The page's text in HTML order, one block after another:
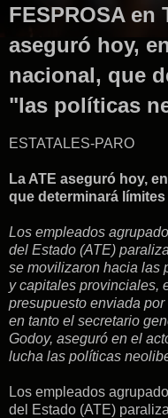
FESPROSA en
aseguró hoy,
nacional, que
"las políticas
ESTATALES-PARO
La ATE aseguró hoy,
que determinará
Los empleados
del Estado (ATE)
se movilizaron hacia las
y capitales provinciales,
presupuesto enviada
en tanto el secretario
Godoy, aseguró en el
lucha las políticas
Los empleados
del Estado (ATE)